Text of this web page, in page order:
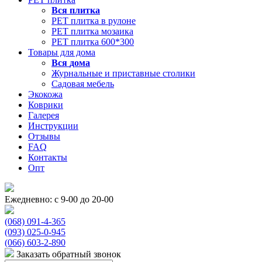
Вся плитка
РЕТ плитка в рулоне
РЕТ плитка мозаика
РЕТ плитка 600*300
Товары для дома
Вся дома
Журнальные и приставные столики
Садовая мебель
Экокожа
Коврики
Галерея
Инструкции
Отзывы
FAQ
Контакты
Опт
Ежедневно: с 9-00 до 20-00
(068) 091-4-365
(093) 025-0-945
(066) 603-2-890
Заказать обратный звонок